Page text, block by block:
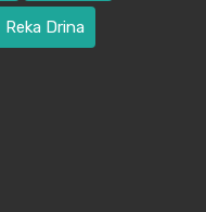
Reka Drina